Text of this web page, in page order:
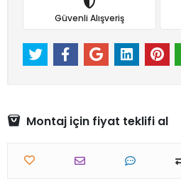
Güvenli Alışveriş
Montaj için fiyat teklifi al